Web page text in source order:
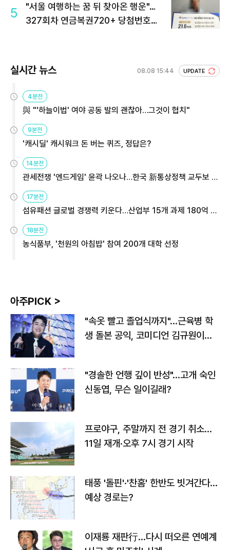
5
"서울 여행하는 꿈 뒤 찾아온 행운"…
327회차 연금복권720+ 당첨번호조
실시간 뉴스 08.08 15:44 UPDATE
4분전
與 "'하늘이법' 여야 공동 발의 괜찮아…그것이 협치"
9분전
'캐시딜' 캐시워크 돈 버는 퀴즈, 정답은?
14분전
관세전쟁 '엔드게임' 윤곽 나오나…한국 新통상정책 교두보 활
17분전
섬유패션 글로벌 경쟁력 키운다…산업부 15개 과제 180억 지
18분전
농식품부, '천원의 아침밥' 참여 200개 대학 선정
아주PICK >
"속옷 빨고 졸업식까지"…근육병 학
생 돌본 공익, 코미디언 김규원이었
"경솔한 언행 깊이 반성"…고개 숙인
신동엽, 무슨 일이길래?
프로야구, 주말까지 전 경기 취소…
11일 재개·오후 7시 경기 시작
태풍 '돌핀'·'찬홈' 한반도 빗겨간다…
예상 경로는?
이재룡 재판行…다시 떠오른 연예계